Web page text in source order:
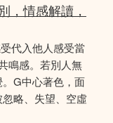
，情感解讀，
代入他人感受當
鳴感。若別人無
G中心著色，面
略、失望、空虛